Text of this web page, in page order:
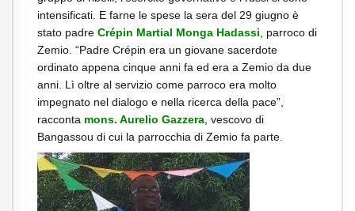
intensificati. E farne le spese la sera del 29 giugno è
stato padre Crépin Martial Monga Hadassi , parroco di
Zemio. “Padre Crépin era un giovane sacerdote
ordinato appena cinque anni fa ed era a Zemio da due
anni. Lì oltre al servizio come parroco era molto
impegnato nel dialogo e nella ricerca della pace”,
racconta mons. Aurelio Gazzera , vescovo di
Bangassou di cui la parrocchia di Zemio fa parte.